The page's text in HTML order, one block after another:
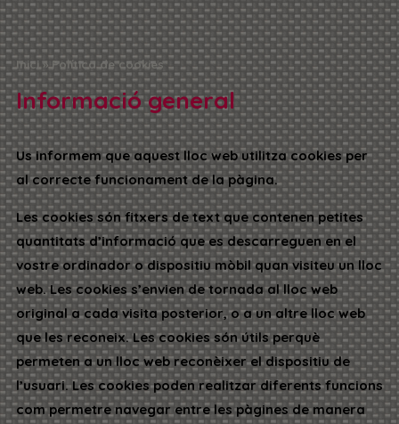
Inici»Política de cookies
Informació general
Us informem que aquest lloc web utilitza cookies per
al correcte funcionament de la pàgina.
Les cookies són fitxers de text que contenen petites
quantitats d’informació que es descarreguen en el
vostre ordinador o dispositiu mòbil quan visiteu un lloc
web. Les cookies s’envien de tornada al lloc web
original a cada visita posterior, o a un altre lloc web
que les reconeix. Les cookies són útils perquè
permeten a un lloc web reconèixer el dispositiu de
l’usuari. Les cookies poden realitzar diferents funcions
com permetre navegar entre les pàgines de manera